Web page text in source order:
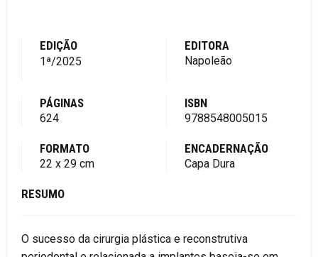
EDIÇÃO
1ª/2025
EDITORA
Napoleão
PÁGINAS
624
ISBN
9788548005015
FORMATO
22 x 29 cm
ENCADERNAÇÃO
Capa Dura
RESUMO
O sucesso da cirurgia plástica e reconstrutiva